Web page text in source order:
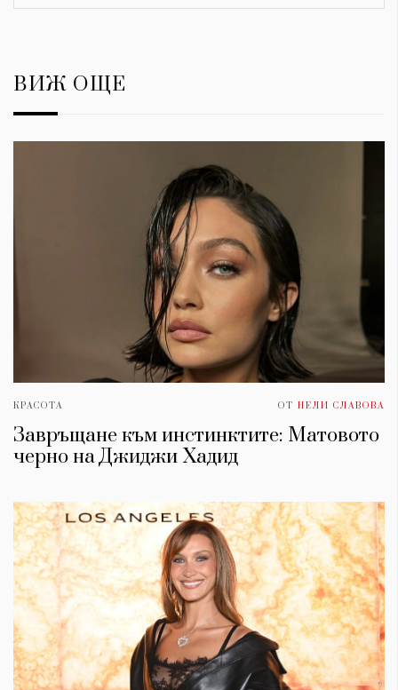
ВИЖ ОЩЕ
КРАСОТА ОТ НЕЛИ СЛАВОВА
Завръщане към инстинктите: Матовото
черно на Джиджи Хадид